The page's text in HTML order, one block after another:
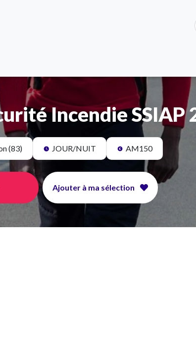
Incendie SSIAP
(83) JOUR/NUIT AM150
Ajouter à ma sélection